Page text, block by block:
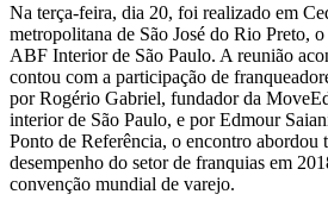
Na terça-feira, dia 20, foi realizado em
metropolitana de São José do Rio Preto,
ABF Interior de São Paulo. A reunião
contou com a participação de
por Rogério Gabriel, fundador da
interior de São Paulo, e por Edmour
Ponto de Referência, o encontro abordou
desempenho do setor de franquias em
convenção mundial de varejo.